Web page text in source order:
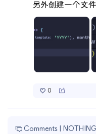
另外创建一个文
0
Comments | NOTHING